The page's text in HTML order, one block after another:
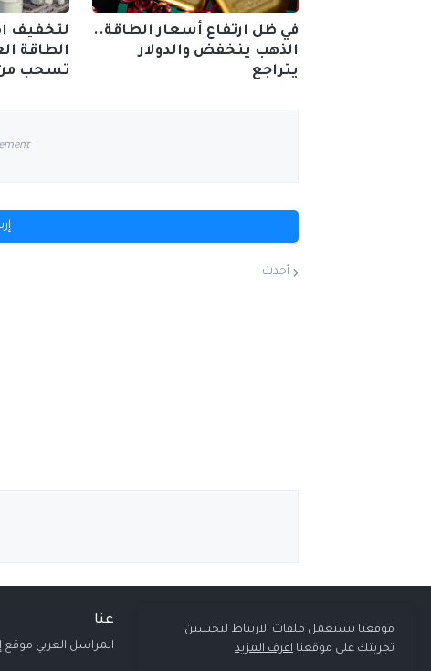
في ظل ارتفاع أسعار الطاقة..
الذهب ينخفض والدولار
يتراجع
لتخفيف
الطاقة
تسحب من
أحدث
عنا
المراسل العربي موقع
موقعنا يستعمل ملفات الارتباط لتحسين
تجربتك على موقعنا اعرف المزيد